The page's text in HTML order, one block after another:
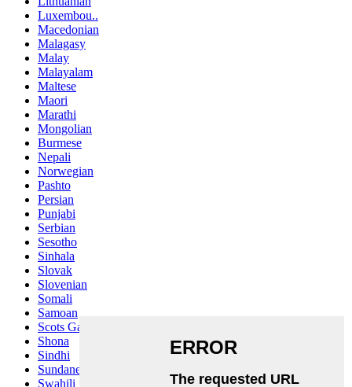
Luxembou..
Macedonian
Malagasy
Malay
Malayalam
Maltese
Maori
Marathi
Mongolian
Burmese
Nepali
Norwegian
Pashto
Persian
Punjabi
Serbian
Sesotho
Sinhala
Slovak
Slovenian
Somali
Samoan
Scots Gaelic
Shona
Sindhi
Sundanese
Swahili